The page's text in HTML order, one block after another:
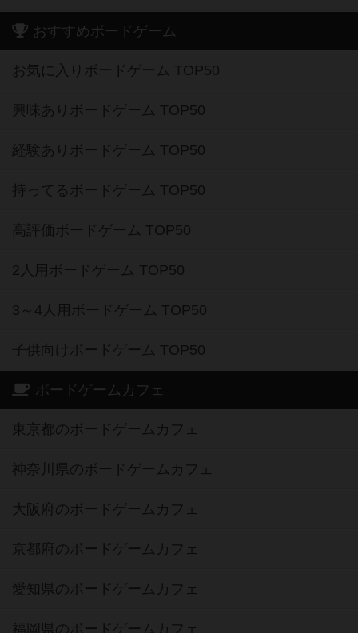
おすすめボードゲーム
お気に入りボードゲーム TOP50
興味ありボードゲーム TOP50
経験ありボードゲーム TOP50
持ってるボードゲーム TOP50
高評価ボードゲーム TOP50
2人用ボードゲーム TOP50
3～4人用ボードゲーム TOP50
子供向けボードゲーム TOP50
ボードゲームカフェ
東京都のボードゲームカフェ
神奈川県のボードゲームカフェ
大阪府のボードゲームカフェ
京都府のボードゲームカフェ
愛知県のボードゲームカフェ
福岡県のボードゲームカフェ